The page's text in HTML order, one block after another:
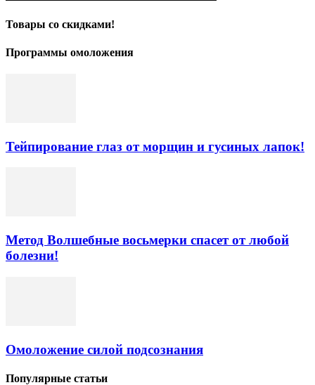
Товары со скидками!
Программы омоложения
Тейпирование глаз от морщин и гусиных лапок!
Метод Волшебные восьмерки спасет от любой
болезни!
Омоложение силой подсознания
Популярные статьи